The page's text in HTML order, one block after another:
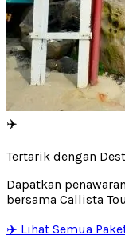
✈️
Tertarik dengan
Dapatkan
bersama Callista
✈️ Lihat Semua